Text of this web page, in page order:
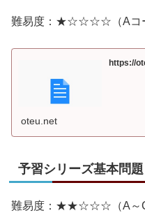
難易度：★☆☆☆☆（Aコー
https://
oteu.net
予習シリーズ基本問題
難易度：★★☆☆☆（A～C